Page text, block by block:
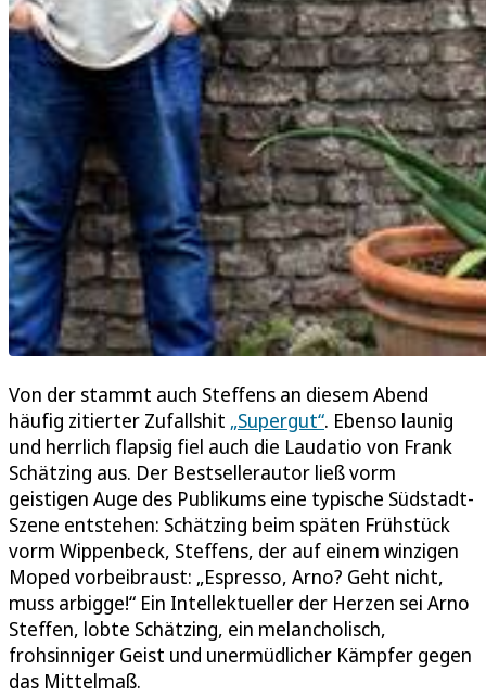
Von der stammt auch Steffens an diesem Abend
häufig zitierter Zufallshit „Supergut“. Ebenso launig
und herrlich flapsig fiel auch die Laudatio von Frank
Schätzing aus. Der Bestsellerautor ließ vorm
geistigen Auge des Publikums eine typische Südstadt-
Szene entstehen: Schätzing beim späten Frühstück
vorm Wippenbeck, Steffens, der auf einem winzigen
Moped vorbeibraust: „Espresso, Arno? Geht nicht,
muss arbigge!“ Ein Intellektueller der Herzen sei Arno
Steffen, lobte Schätzing, ein melancholisch,
frohsinniger Geist und unermüdlicher Kämpfer gegen
das Mittelmaß.